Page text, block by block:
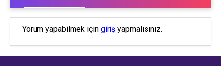
Yorum yapabilmek için giriş yapmalısınız.